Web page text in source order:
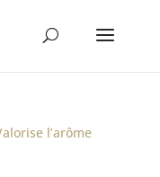
l’arôme